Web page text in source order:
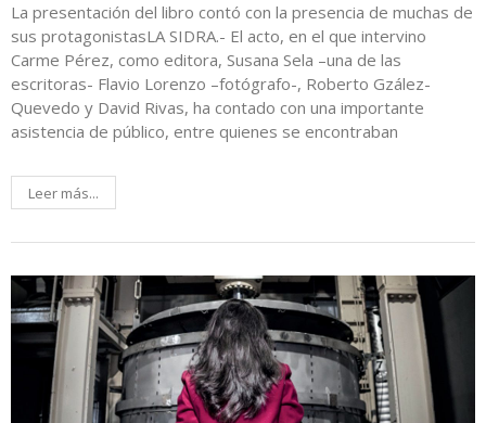
La presentación del libro contó con la presencia de muchas de
sus protagonistasLA SIDRA.- El acto, en el que intervino
Carme Pérez, como editora, Susana Sela –una de las
escritoras- Flavio Lorenzo –fotógrafo-, Roberto Gzález-
Quevedo y David Rivas, ha contado con una importante
asistencia de público, entre quienes se encontraban
Leer más...